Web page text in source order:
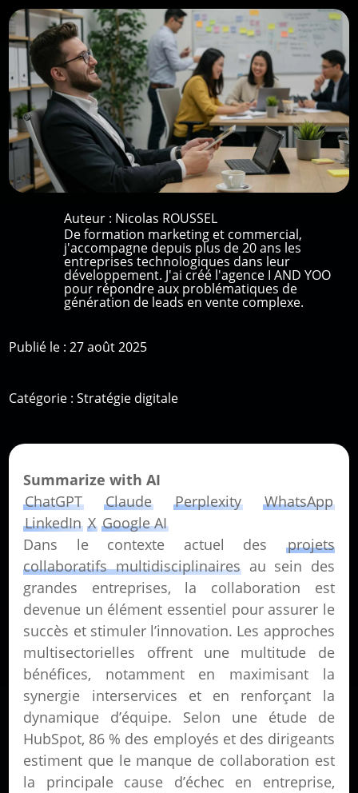
Auteur : Nicolas ROUSSEL
De formation marketing et commercial,
j'accompagne depuis plus de 20 ans les
entreprises technologiques dans leur
développement. J'ai créé l'agence I AND YOO
pour répondre aux problématiques de
génération de leads en vente complexe.
Publié le : 27 août 2025
Catégorie :Stratégie digitale
Summarize with AI
ChatGPT
Claude Perplexity
WhatsApp
LinkedIn X Google AI
Dans le contexte actuel des projets
collaboratifs multidisciplinaires au sein des
grandes entreprises, la collaboration est
devenue un élément essentiel pour assurer le
succès et stimuler l’innovation. Les approches
multisectorielles offrent une multitude de
bénéfices, notamment en maximisant la
synergie interservices et en renforçant la
dynamique d’équipe. Selon une étude de
HubSpot, 86 % des employés et des dirigeants
estiment que le manque de collaboration est
la principale cause d’échec en entreprise,